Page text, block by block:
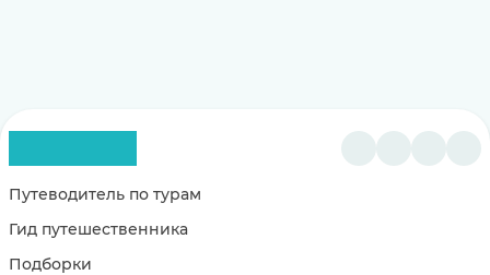
Путеводитель по турам
Гид путешественника
Подборки